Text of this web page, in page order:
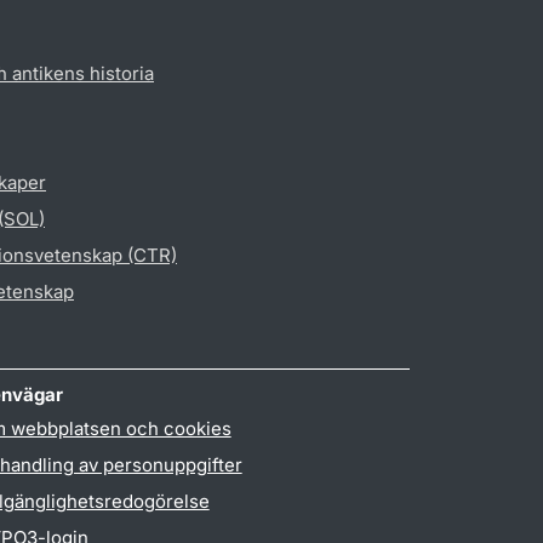
antikens historia
(CTR)
webbplatsen och cookies
av personuppgifter
login